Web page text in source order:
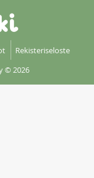
Rekisteriseloste
© 2026